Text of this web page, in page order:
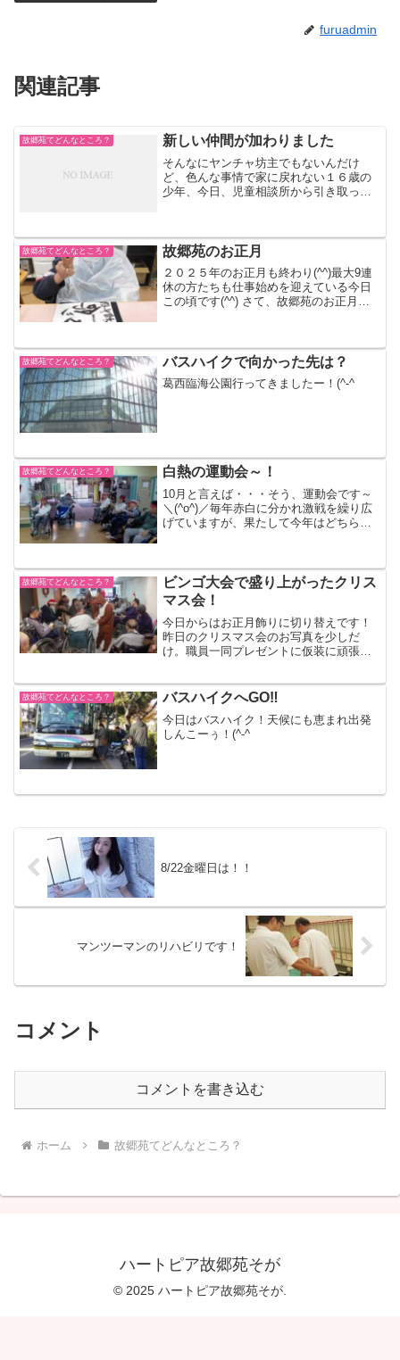
furuadmin
関連記事
故郷苑てどんなところ？ 新しい仲間が加わりました
そんなにヤンチャ坊主でもないんだけ
ど、色んな事情で家に戻れない１６歳の
少年、今日、児童相談所から引き取って
る(😭)こいつも、頑張って...
故郷苑てどんなところ？ 故郷苑のお正月
２０２５年のお正月も終わり(^^)最大9連
休の方たちも仕事始めを迎えている今日
この頃です(^^) さて、故郷苑のお正月は
(^^)/...
故郷苑てどんなところ？ バスハイクで向かった先は？
葛西臨海公園行ってきましたー！(^-^ゞ
故郷苑てどんなところ？ 白熱の運動会～！
10月と言えば・・・そう、運動会です～
＼(^o^)／毎年赤白に分かれ激戦を繰り広
げていますが、果たして今年はどちらが
ということで、...
故郷苑てどんなところ？
ビンゴ大会で盛り上がったクリス
マス会！
今日からはお正月飾りに切り替えです！
昨日のクリスマス会のお写真を少しだ
け。職員一同プレゼントに仮装に頑張っ
ナカガワさん”から頂いちゃいました。あ
りがたいです！こうゆー...
故郷苑てどんなところ？ バスハイクへGO‼
今日はバスハイク！天候にも恵まれ出発
しんこーぅ！(^-^ゞ
8/22金曜日は！！
マンツーマンのリハビリです！
コメント
コメントを書き込む
ホーム 故郷苑てどんなところ？
ハートピア故郷苑そが
© 2025 ハートピア故郷苑そが.